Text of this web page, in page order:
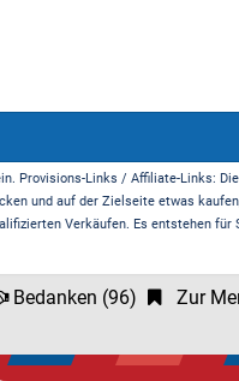
Provisions-Links / Affiliate-Links:
und auf der Zielseite etwas
Verkäufen. Es entstehen für
Bedanken (96) Zur